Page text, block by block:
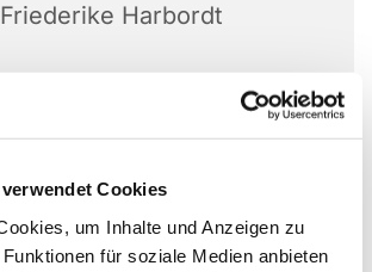
Cookies
um Inhalte und Anzeigen zu
für soziale Medien anbieten
Harbordt